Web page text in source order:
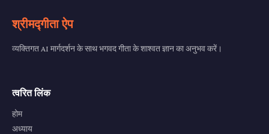
श्रीमद्गीता ऐप
व्यक्तिगत AI मार्गदर्शन के साथ भगवद गीता के शाश्वत ज्ञान का अनुभव करें।
त्वरित लिंक
होम
अध्याय